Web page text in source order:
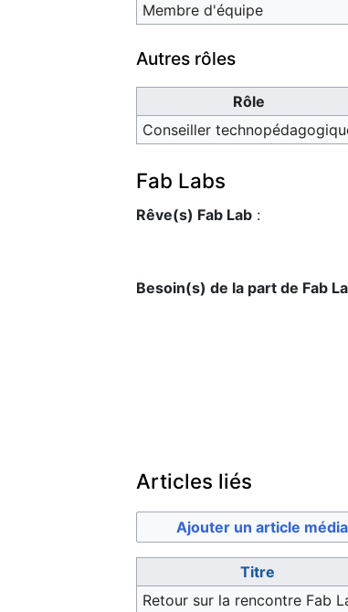
Membre d'équipe
Autres rôles
Rôle
Conseiller
Fab Labs
Rêve(s) Fab Lab :
Besoin(s) de la part de Fab
Articles liés
Ajouter un article média
Titre
Retour sur la rencontre Fab